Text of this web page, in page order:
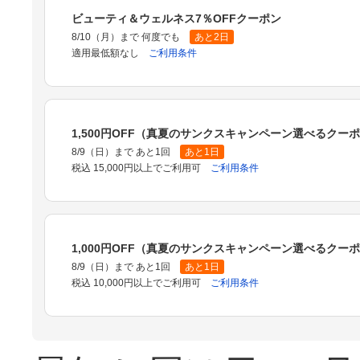
ビューティ＆ウェルネス7％OFFクーポン
8/10（月）まで 何度でも
あと2日
適用最低額なし
ご利用条件
1,500円OFF（真夏のサンクスキャンペーン選べるクーポ
8/9（日）まで あと1回
あと1日
税込 15,000円以上でご利用可
ご利用条件
1,000円OFF（真夏のサンクスキャンペーン選べるクーポ
8/9（日）まで あと1回
あと1日
税込 10,000円以上でご利用可
ご利用条件